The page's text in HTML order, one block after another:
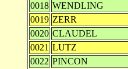
0018 WENDLING
0019 ZERR
0020 CLAUDEL
0021 LUTZ
0022 PINCON